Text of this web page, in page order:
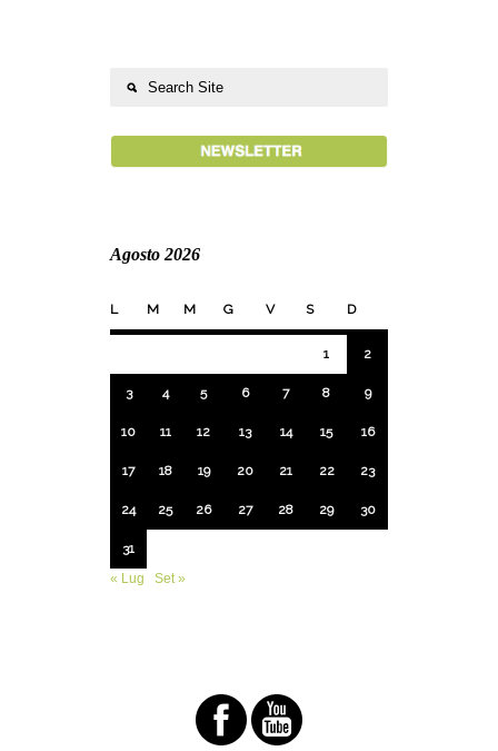
Agosto 2026
L M M G V S D
1 2
3 4 5 6 7 8 9
10 11 12 13 14 15 16
17 18 19 20 21 22 23
24 25 26 27 28 29 30
31
« Lug
Set »